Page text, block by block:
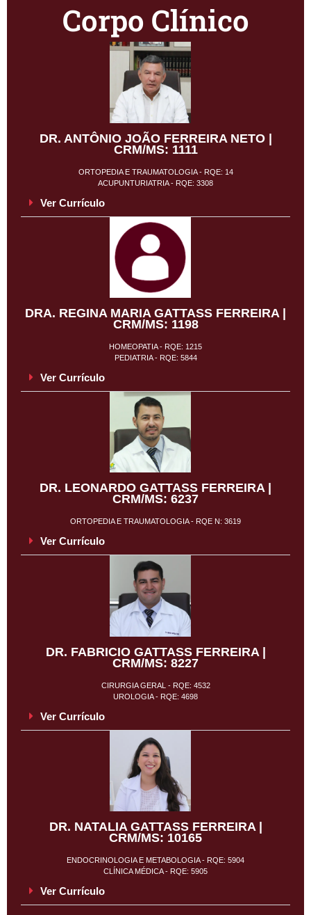
Corpo Clínico
DR. ANTÔNIO JOÃO FERREIRA NETO |
CRM/MS: 1111
ORTOPEDIA E TRAUMATOLOGIA - RQE: 14
ACUPUNTURIATRIA - RQE: 3308
Ver Currículo
DRA. REGINA MARIA GATTASS FERREIRA |
CRM/MS: 1198
HOMEOPATIA - RQE: 1215
PEDIATRIA - RQE: 5844
Ver Currículo
DR. LEONARDO GATTASS FERREIRA |
CRM/MS: 6237
ORTOPEDIA E TRAUMATOLOGIA - RQE N: 3619
Ver Currículo
DR. FABRICIO GATTASS FERREIRA |
CRM/MS: 8227
CIRURGIA GERAL - RQE: 4532
UROLOGIA - RQE: 4698
Ver Currículo
DR. NATALIA GATTASS FERREIRA |
CRM/MS: 10165
ENDOCRINOLOGIA E METABOLOGIA - RQE: 5904
CLÍNICA MÉDICA - RQE: 5905
Ver Currículo